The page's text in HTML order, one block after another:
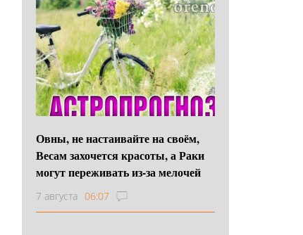
Овны, не настаивайте на своём,
Весам захочется красоты, а Раки
могут переживать из-за мелочей
7 августа 06:07